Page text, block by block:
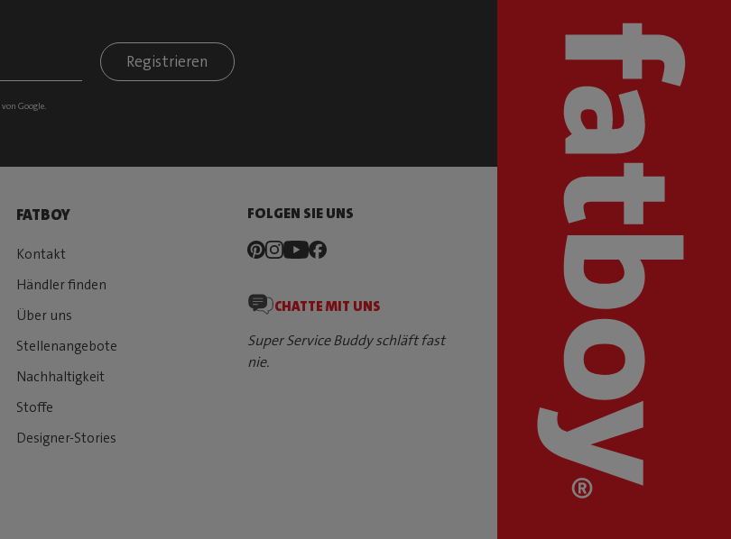
Registrieren
von Google.
FATBOY
Kontakt
Händler finden
Über uns
Stellenangebote
Nachhaltigkeit
Stoffe
Designer-Stories
FOLGEN SIE UNS
CHATTE MIT UNS
Super Service Buddy schläft fast
nie.